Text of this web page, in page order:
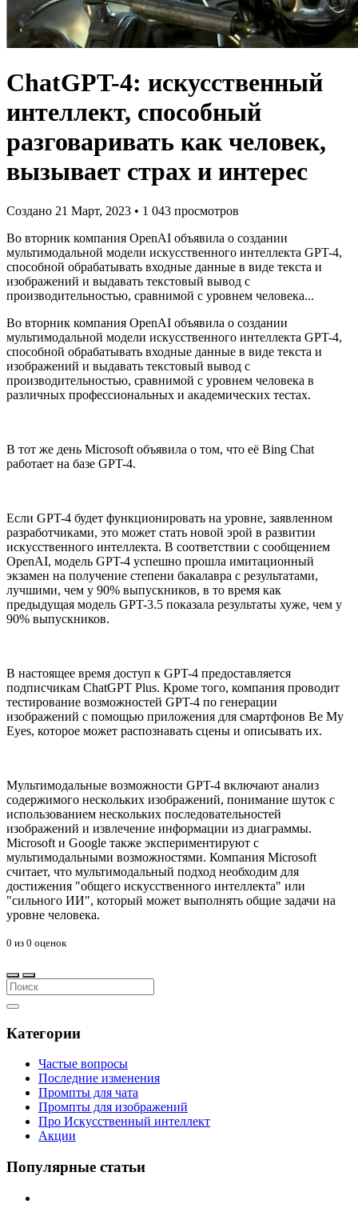
ChatGPT-4: искусственный
интеллект, способный
разговаривать как человек,
вызывает страх и интерес
Создано 21 Март, 2023 • 1 043 просмотров
Во вторник компания OpenAI объявила о создании
мультимодальной модели искусственного интеллекта GPT-4,
способной обрабатывать входные данные в виде текста и
изображений и выдавать текстовый вывод с
производительностью, сравнимой с уровнем человека...
Во вторник компания OpenAI объявила о создании
мультимодальной модели искусственного интеллекта GPT-4,
способной обрабатывать входные данные в виде текста и
изображений и выдавать текстовый вывод с
производительностью, сравнимой с уровнем человека в
различных профессиональных и академических тестах.
В тот же день Microsoft объявила о том, что её Bing Chat
работает на базе GPT-4.
Если GPT-4 будет функционировать на уровне, заявленном
разработчиками, это может стать новой эрой в развитии
искусственного интеллекта. В соответствии с сообщением
OpenAI, модель GPT-4 успешно прошла имитационный
экзамен на получение степени бакалавра с результатами,
лучшими, чем у 90% выпускников, в то время как
предыдущая модель GPT-3.5 показала результаты хуже, чем у
90% выпускников.
В настоящее время доступ к GPT-4 предоставляется
подписчикам ChatGPT Plus. Кроме того, компания проводит
тестирование возможностей GPT-4 по генерации
изображений с помощью приложения для смартфонов Be My
Eyes, которое может распознавать сцены и описывать их.
Мультимодальные возможности GPT-4 включают анализ
содержимого нескольких изображений, понимание шуток с
использованием нескольких последовательностей
изображений и извлечение информации из диаграммы.
Microsoft и Google также экспериментируют с
мультимодальными возможностями. Компания Microsoft
считает, что мультимодальный подход необходим для
достижения "общего искусственного интеллекта" или
"сильного ИИ", который может выполнять общие задачи на
уровне человека.
0 из 0 оценок
Категории
Частые вопросы
Последние изменения
Промпты для чата
Промпты для изображений
Про Искусственный интеллект
Акции
Популярные статьи